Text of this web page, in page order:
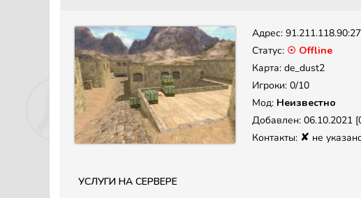
Адрес:
Статус: ☉ Offline
Карта: de_dust2
Игроки: 0/10
Мод: Неизвестно
Добавлен: 06.10.2021
Контакты: ✘ не
Услуги на сервере